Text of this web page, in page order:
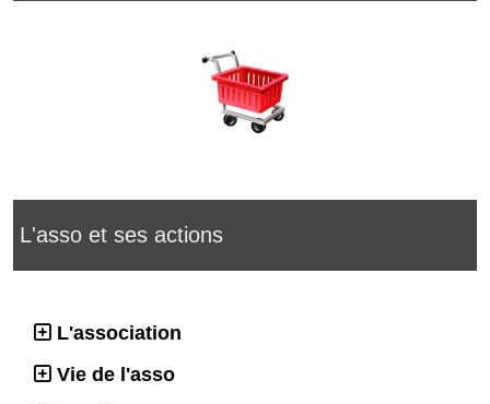
L'asso et ses actions
L'association
Vie de l'asso